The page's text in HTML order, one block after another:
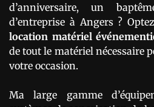
d’anniversaire, un
d’entreprise à Angers ?
location matériel
de tout le matériel nécessaire
votre occasion.
Ma large gamme